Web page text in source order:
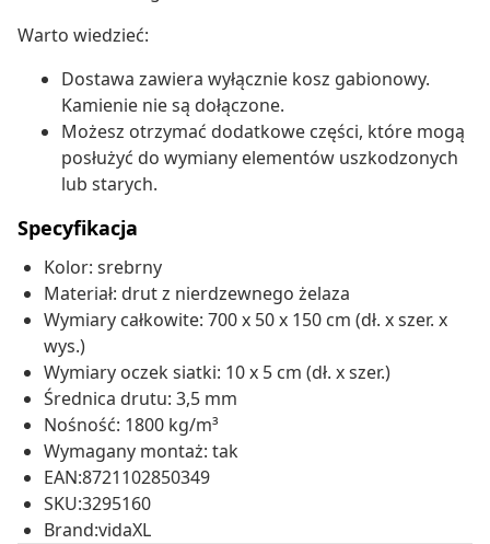
Warto wiedzieć:
Dostawa zawiera wyłącznie kosz gabionowy.
Kamienie nie są dołączone.
Możesz otrzymać dodatkowe części, które mogą
posłużyć do wymiany elementów uszkodzonych
lub starych.
Specyfikacja
Kolor: srebrny
Materiał: drut z nierdzewnego żelaza
Wymiary całkowite: 700 x 50 x 150 cm (dł. x szer. x
wys.)
Wymiary oczek siatki: 10 x 5 cm (dł. x szer.)
Średnica drutu: 3,5 mm
Nośność: 1800 kg/m³
Wymagany montaż: tak
EAN:8721102850349
SKU:3295160
Brand:vidaXL